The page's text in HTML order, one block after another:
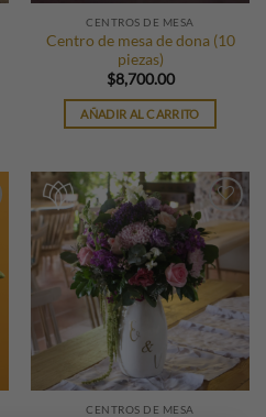
CENTROS DE MESA
Centro de mesa de dona (10
piezas)
$8,700.00
AÑADIR AL CARRITO
Añadir
a la
lista de
deseos
CENTROS DE MESA